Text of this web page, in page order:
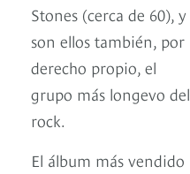
Stones (cerca de 60), y
son ellos también, por
derecho propio, el
grupo más longevo del
rock.
El álbum más vendido